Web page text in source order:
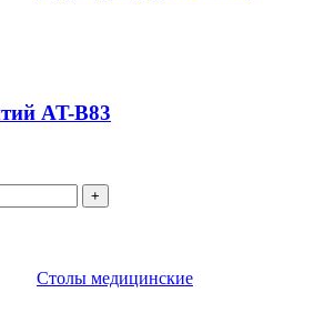
AT-B83
Столы медицинские